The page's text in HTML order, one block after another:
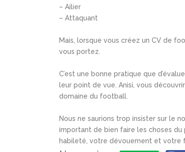
– Ailier
– Attaquant
Mais, lorsque vous créez un CV de
vous portez.
C’est une bonne pratique que
leur point de vue. Anisi, vous
domaine du football.
Nous ne saurions trop insister sur le
important de bien faire les choses
habileté, votre dévouement et votre